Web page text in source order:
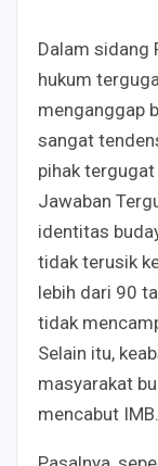
Dalam sidang
hukum
menganggap
sangat
pihak
Jawaban
identitas
tidak terusik
lebih dari 90
tidak
Selain itu,
masyarakat
mencabut IMB.